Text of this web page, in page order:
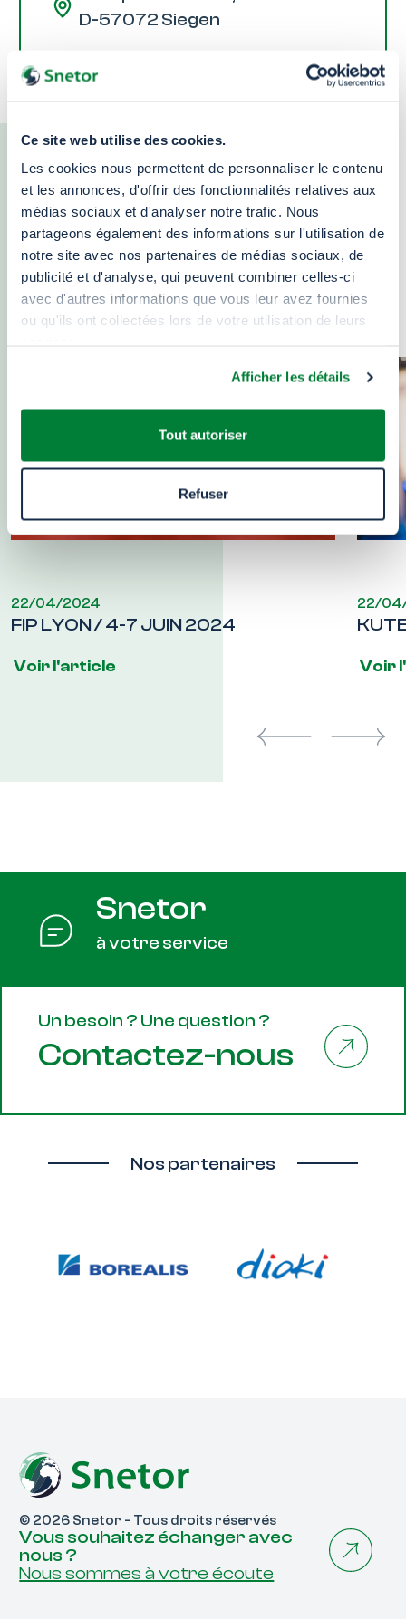
Ce site web utilise des cookies.
Les cookies nous permettent de personnaliser le contenu
et les annonces, d'offrir des fonctionnalités relatives aux
médias sociaux et d'analyser notre trafic. Nous
partageons également des informations sur l'utilisation de
notre site avec nos partenaires de médias sociaux, de
publicité et d'analyse, qui peuvent combiner celles-ci
avec d'autres informations que vous leur avez fournies
ou qu'ils ont collectées lors de votre utilisation de leurs
Afficher les détails
Tout autoriser
Refuser
D-57072 Siegen
Ne manquez pas nos
dernières actualités
Retrouvez l’actualité, notre vision et notre
décryptage des enjeux du plastique et de nos
produits chimiques dans le monde
22/04/2024
FIP LYON / 4-7 JUIN 2024
Voir l'article
22/
Voir
Next
Snetor
à votre service
Un besoin ? Une question ?
Contactez-nous
Nos partenaires
© 2026 Snetor - Tous droits réservés
Vous souhaitez échanger avec
nous ?
Nous sommes à votre écoute